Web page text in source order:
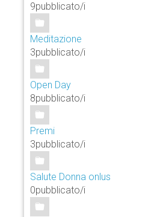
9pubblicato/i
Meditazione
3pubblicato/i
Open Day
8pubblicato/i
Premi
3pubblicato/i
Salute Donna onlus
0pubblicato/i